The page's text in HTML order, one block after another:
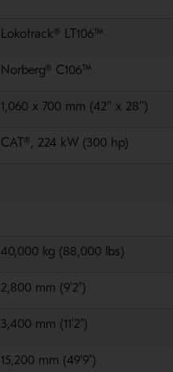
Lokotrack® LT106™
Norberg® C106™
1,060 x 700 mm (42'' x 28'')
CAT®, 224 kW (300 hp)
40,000 kg (88,000 lbs)
2,800 mm (9'2")
3,400 mm (11'2")
15,200 mm (49'9")